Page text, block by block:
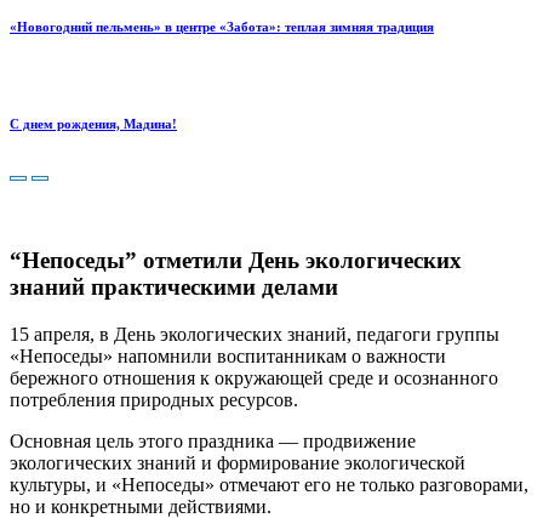
«Новогодний пельмень» в центре «Забота»: теплая зимняя традиция
С днем рождения, Мадина!
“Непоседы” отметили День экологических
знаний практическими делами
15 апреля, в День экологических знаний, педагоги группы
«Непоседы» напомнили воспитанникам о важности
бережного отношения к окружающей среде и осознанного
потребления природных ресурсов.
Основная цель этого праздника — продвижение
экологических знаний и формирование экологической
культуры, и «Непоседы» отмечают его не только разговорами,
но и конкретными действиями.